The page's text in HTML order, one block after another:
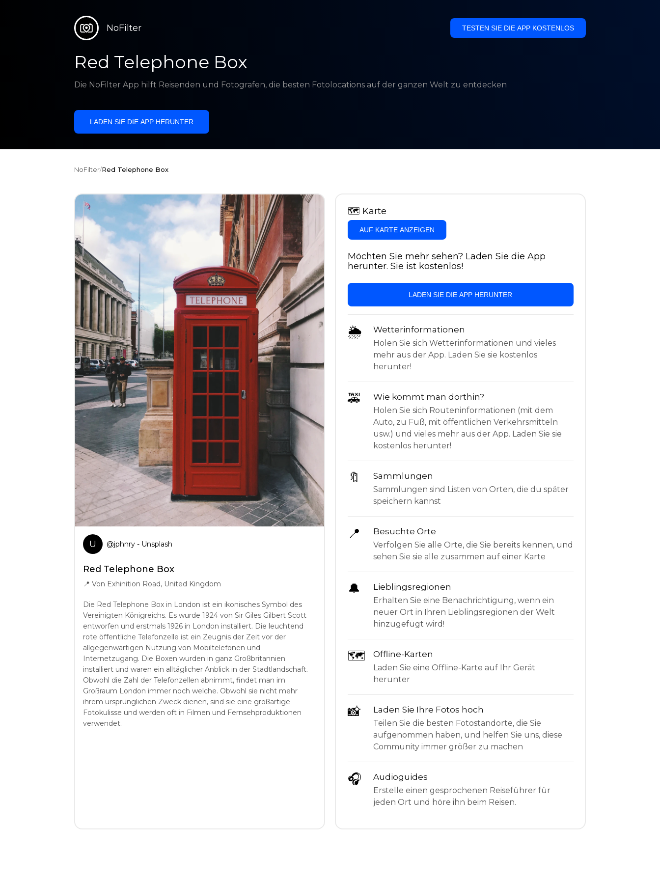
NoFilter TESTEN SIE DIE APP KOSTENLOS
Red Telephone Box
Die NoFilter App hilft Reisenden und Fotografen, die besten Fotolocations auf der ganzen Welt zu entdecken
LADEN SIE DIE APP HERUNTER
NoFilter/Red Telephone Box
U @jphnry- Unsplash
Red Telephone Box
📍 Von Exhinition Road, United Kingdom
Die Red Telephone Box in London ist ein ikonisches Symbol des
Vereinigten Königreichs. Es wurde 1924 von Sir Giles Gilbert Scott
entworfen und erstmals 1926 in London installiert. Die leuchtend
rote öffentliche Telefonzelle ist ein Zeugnis der Zeit vor der
allgegenwärtigen Nutzung von Mobiltelefonen und
Internetzugang. Die Boxen wurden in ganz Großbritannien
installiert und waren ein alltäglicher Anblick in der Stadtlandschaft.
Obwohl die Zahl der Telefonzellen abnimmt, findet man im
Großraum London immer noch welche. Obwohl sie nicht mehr
ihrem ursprünglichen Zweck dienen, sind sie eine großartige
Fotokulisse und werden oft in Filmen und Fernsehproduktionen
verwendet.
🗺 Karte
AUF KARTE ANZEIGEN
Möchten Sie mehr sehen? Laden Sie die App
herunter. Sie ist kostenlos!
LADEN SIE DIE APP HERUNTER
🌦 Wetterinformationen
Holen Sie sich Wetterinformationen und vieles
mehr aus der App. Laden Sie sie kostenlos
herunter!
🚕 Wie kommt man dorthin?
Holen Sie sich Routeninformationen (mit dem
Auto, zu Fuß, mit öffentlichen Verkehrsmitteln
usw.) und vieles mehr aus der App. Laden Sie sie
kostenlos herunter!
🔖 Sammlungen
Sammlungen sind Listen von Orten, die du später
speichern kannst
📍 Besuchte Orte
Verfolgen Sie alle Orte, die Sie bereits kennen, und
sehen Sie sie alle zusammen auf einer Karte
🔔 Lieblingsregionen
Erhalten Sie eine Benachrichtigung, wenn ein
neuer Ort in Ihren Lieblingsregionen der Welt
hinzugefügt wird!
🗺 Offline-Karten
Laden Sie eine Offline-Karte auf Ihr Gerät
herunter
📸 Laden Sie Ihre Fotos hoch
Teilen Sie die besten Fotostandorte, die Sie
aufgenommen haben, und helfen Sie uns, diese
Community immer größer zu machen
🎧 Audioguides
Erstelle einen gesprochenen Reiseführer für
jeden Ort und höre ihn beim Reisen.